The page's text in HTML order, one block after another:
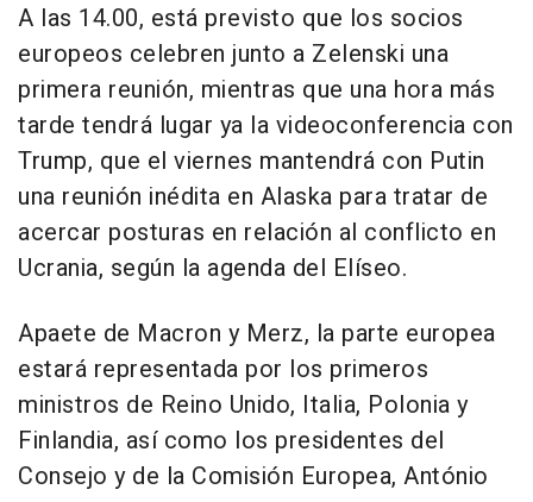
A las 14.00, está previsto que los socios
europeos celebren junto a Zelenski una
primera reunión, mientras que una hora más
tarde tendrá lugar ya la videoconferencia con
Trump, que el viernes mantendrá con Putin
una reunión inédita en Alaska para tratar de
acercar posturas en relación al conflicto en
Ucrania, según la agenda del Elíseo.
Apaete de Macron y Merz, la parte europea
estará representada por los primeros
ministros de Reino Unido, Italia, Polonia y
Finlandia, así como los presidentes del
Consejo y de la Comisión Europea, António